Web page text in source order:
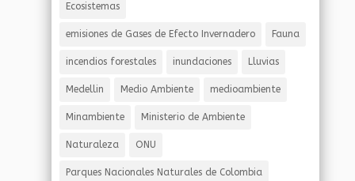
Ecosistemas
emisiones de Gases de Efecto Invernadero Fauna
incendios forestales inundaciones Lluvias
Medellin Medio Ambiente medioambiente
Minambiente Ministerio de Ambiente
Naturaleza ONU
Parques Nacionales Naturales de Colombia